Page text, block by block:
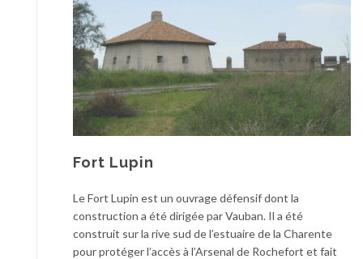
Fort Lupin
Le Fort Lupin est un ouvrage défensif dont la
construction a été dirigée par Vauban. Il a été
construit sur la rive sud de l’estuaire de la Charente
pour protéger l’accès à l’Arsenal de Rochefort et fait